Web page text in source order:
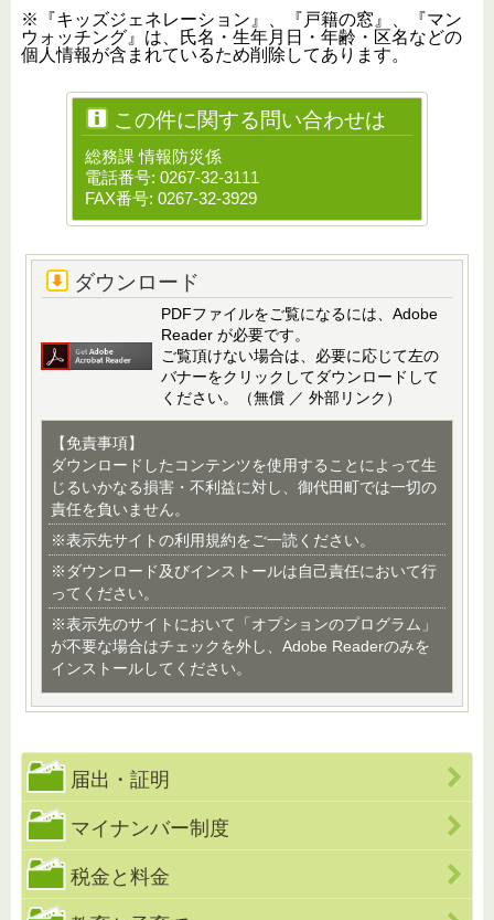
※『キッズジェネレーション』、『戸籍の窓』、『マン
ウォッチング』は、氏名・生年月日・年齢・区名などの
個人情報が含まれているため削除してあります。
この件に関する問い合わせは
総務課 情報防災係
電話番号: 0267-32-3111
FAX番号: 0267-32-3929
ダウンロード
PDFファイルをご覧になるには、Adobe
Reader が必要です。
ご覧頂けない場合は、必要に応じて左の
バナーをクリックしてダウンロードして
ください。（無償 ／ 外部リンク）
【免責事項】
ダウンロードしたコンテンツを使用することによって生
じるいかなる損害・不利益に対し、御代田町では一切の
責任を負いません。
※表示先サイトの利用規約をご一読ください。
※ダウンロード及びインストールは自己責任において行
ってください。
※表示先のサイトにおいて「オプションのプログラム」
が不要な場合はチェックを外し、Adobe Readerのみを
インストールしてください。
届出・証明
マイナンバー制度
税金と料金